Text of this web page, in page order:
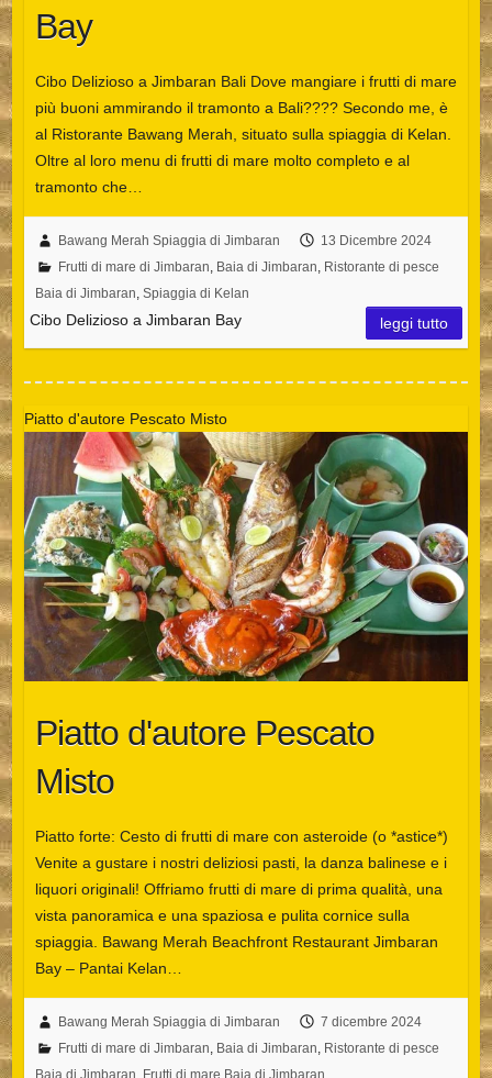
Bay
Cibo Delizioso a Jimbaran Bali Dove mangiare i frutti di mare
più buoni ammirando il tramonto a Bali???? Secondo me, è
al Ristorante Bawang Merah, situato sulla spiaggia di Kelan.
Oltre al loro menu di frutti di mare molto completo e al
tramonto che…
Bawang Merah Spiaggia di Jimbaran
13 Dicembre 2024
Frutti di mare di Jimbaran, Baia di Jimbaran, Ristorante di pesce
Baia di Jimbaran, Spiaggia di Kelan
Cibo Delizioso a Jimbaran Bay leggi tutto
Piatto d'autore Pescato Misto
Piatto d'autore Pescato
Misto
Piatto forte: Cesto di frutti di mare con asteroide (o *astice*)
Venite a gustare i nostri deliziosi pasti, la danza balinese e i
liquori originali! Offriamo frutti di mare di prima qualità, una
vista panoramica e una spaziosa e pulita cornice sulla
spiaggia. Bawang Merah Beachfront Restaurant Jimbaran
Bay – Pantai Kelan…
Bawang Merah Spiaggia di Jimbaran
7 dicembre 2024
Frutti di mare di Jimbaran, Baia di Jimbaran, Ristorante di pesce
Baia di Jimbaran
Frutti di mare Baia di Jimbaran
Español